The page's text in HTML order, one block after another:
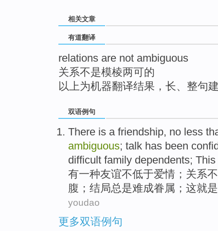
相关文章
有道翻译
relations are not ambiguous
关系不是模棱两可的
以上为机器翻译结果，长、整句
双语例句
There is a friendship, no less
ambiguous; talk has been
difficult family dependents; This
有一种友谊不低于爱情 ； 关系不
腹 ； 结局总是难成眷属 ； 这就是
youdao
更多双语例句